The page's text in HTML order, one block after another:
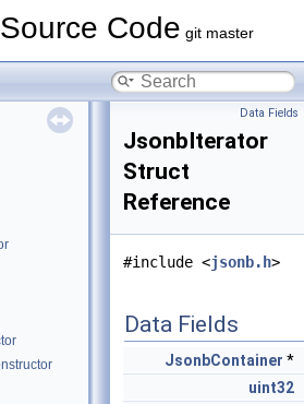
Code git master
Data Fields
JsonbIterator
Struct
Reference
#include <jsonb.h>
Data Fields
JsonbContainer *
uint32